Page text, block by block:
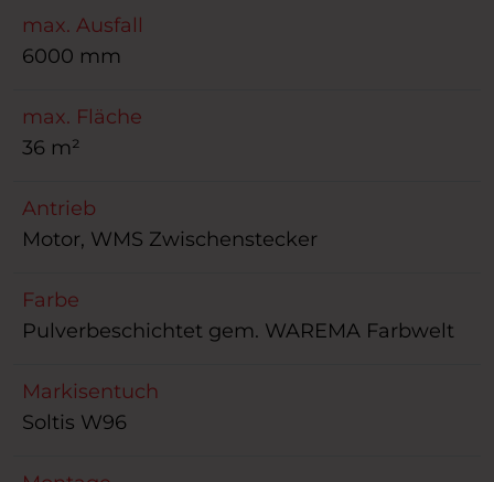
max. Ausfall
6000 mm
max. Fläche
36 m²
Antrieb
Motor, WMS Zwischenstecker
Farbe
Pulverbeschichtet gem. WAREMA Farbwelt
Markisentuch
Soltis W96